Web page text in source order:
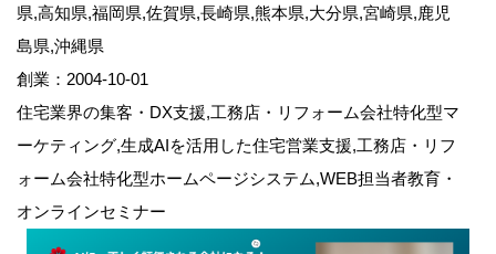
県,高知県,福岡県,佐賀県,長崎県,熊本県,大分県,宮崎県,鹿児
島県,沖縄県
創業：2004-10-01
住宅業界の集客・DX支援,工務店・リフォーム会社特化型マ
ーケティング,生成AIを活用した住宅営業支援,工務店・リフ
ォーム会社特化型ホームページシステム,WEB担当者教育・
オンラインセミナー